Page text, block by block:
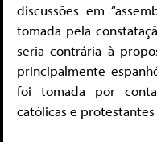
discussões em
tomada pela
seria contrária à
principalmente
foi tomada por
católicas e